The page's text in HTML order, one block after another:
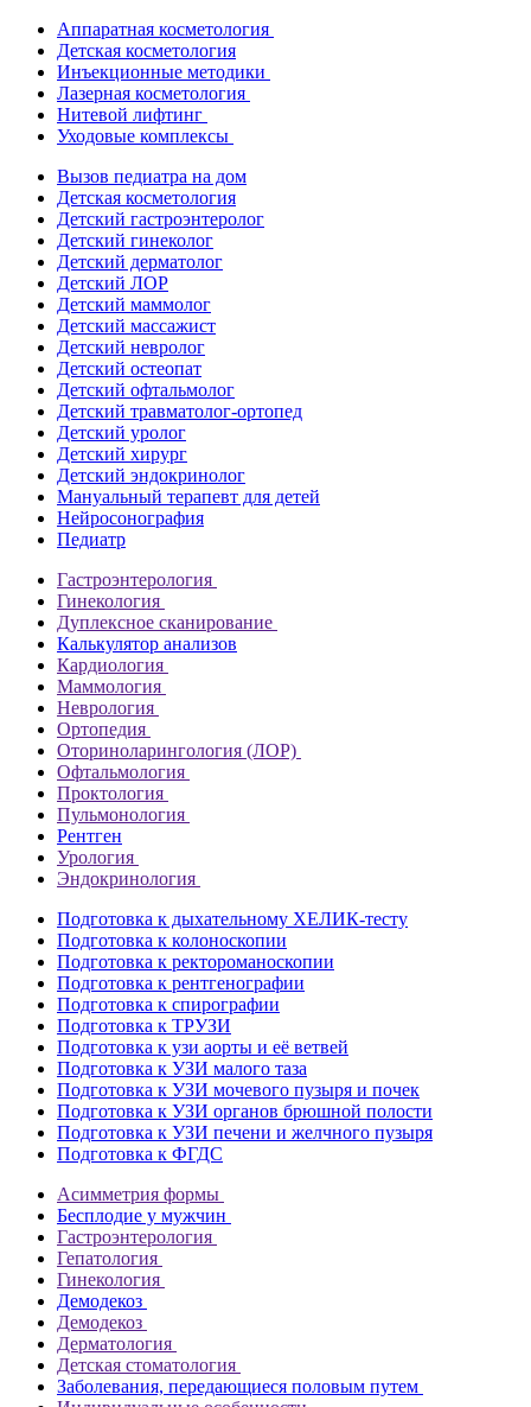
Аппаратная косметология
Детская косметология
Инъекционные методики
Лазерная косметология
Нитевой лифтинг
Уходовые комплексы
Вызов педиатра на дом
Детская косметология
Детский гастроэнтеролог
Детский гинеколог
Детский дерматолог
Детский ЛОР
Детский маммолог
Детский массажист
Детский невролог
Детский остеопат
Детский офтальмолог
Детский травматолог-ортопед
Детский уролог
Детский хирург
Детский эндокринолог
Мануальный терапевт для детей
Нейросонография
Педиатр
Гастроэнтерология
Гинекология
Дуплексное сканирование
Калькулятор анализов
Кардиология
Маммология
Неврология
Ортопедия
Оториноларингология (ЛОР)
Офтальмология
Проктология
Пульмонология
Рентген
Урология
Эндокринология
Подготовка к дыхательному ХЕЛИК-тесту
Подготовка к колоноскопии
Подготовка к ректороманоскопии
Подготовка к рентгенографии
Подготовка к спирографии
Подготовка к ТРУЗИ
Подготовка к узи аорты и её ветвей
Подготовка к УЗИ малого таза
Подготовка к УЗИ мочевого пузыря и почек
Подготовка к УЗИ органов брюшной полости
Подготовка к УЗИ печени и желчного пузыря
Подготовка к ФГДС
Асимметрия формы
Бесплодие у мужчин
Гастроэнтерология
Гепатология
Гинекология
Демодекоз
Демодекоз
Дерматология
Детская стоматология
Заболевания, передающиеся половым путем